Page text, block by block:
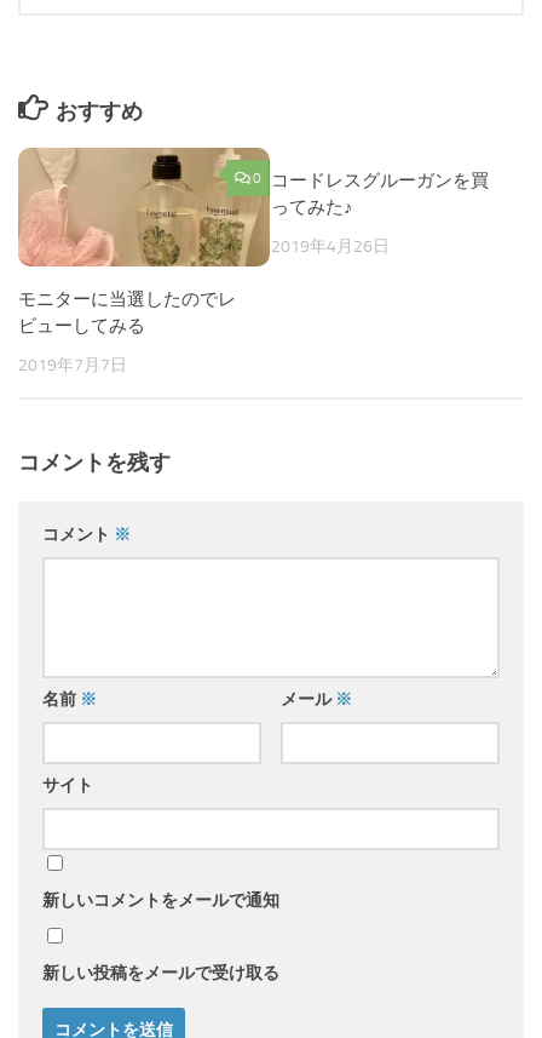
おすすめ
0
モニターに当選したのでレ
ビューしてみる
2019年7月7日
コードレスグルーガンを買
ってみた♪
2019年4月26日
コメントを残す
コメント ※
名前 ※ メール ※
サイト
新しいコメントをメールで通知
新しい投稿をメールで受け取る